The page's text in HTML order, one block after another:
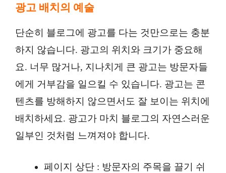
광고 배치의 예술
단순히 블로그에 광고를 다는 것만으로는 충분
하지 않습니다. 광고의 위치와 크기가 중요해
요. 너무 많거나, 지나치게 큰 광고는 방문자들
에게 거부감을 일으킬 수 있습니다. 광고는 콘
텐츠를 방해하지 않으면서도 잘 보이는 위치에
배치하세요. 광고가 마치 블로그의 자연스러운
일부인 것처럼 느껴져야 합니다.
페이지 상단 : 방문자의 주목을 끌기 쉬